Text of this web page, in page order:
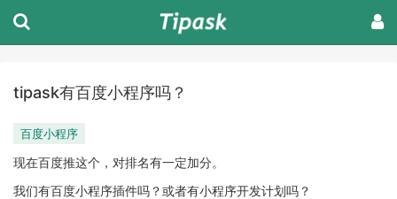
tipask有百度小程序吗？
百度小程序
现在百度推这个，对排名有一定加分。
我们有百度小程序插件吗？或者有小程序开发计划吗？